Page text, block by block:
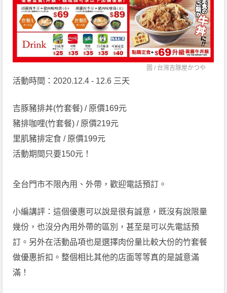
圖 / 台灣吉豚屋かつや
活動時間：2020.12.4 - 12.6 三天
吉豚豬排丼(竹套餐) / 原價169元
豬排咖哩(竹套餐) / 原價219元
里肌豬排定食 / 原價199元
活動期間只要150元！
全台門市不限內用、外帶，歡迎電話預訂。
小編講評：這個優惠可以說是很有誠意，既沒有說限量
幾份，也沒分內用外帶的區別，甚至是可以先電話預
訂。另外在活動品項也是選擇肉份量比較大份的竹套餐
做優惠折扣。整個相比其他的店面等等真的是誠意滿
滿！